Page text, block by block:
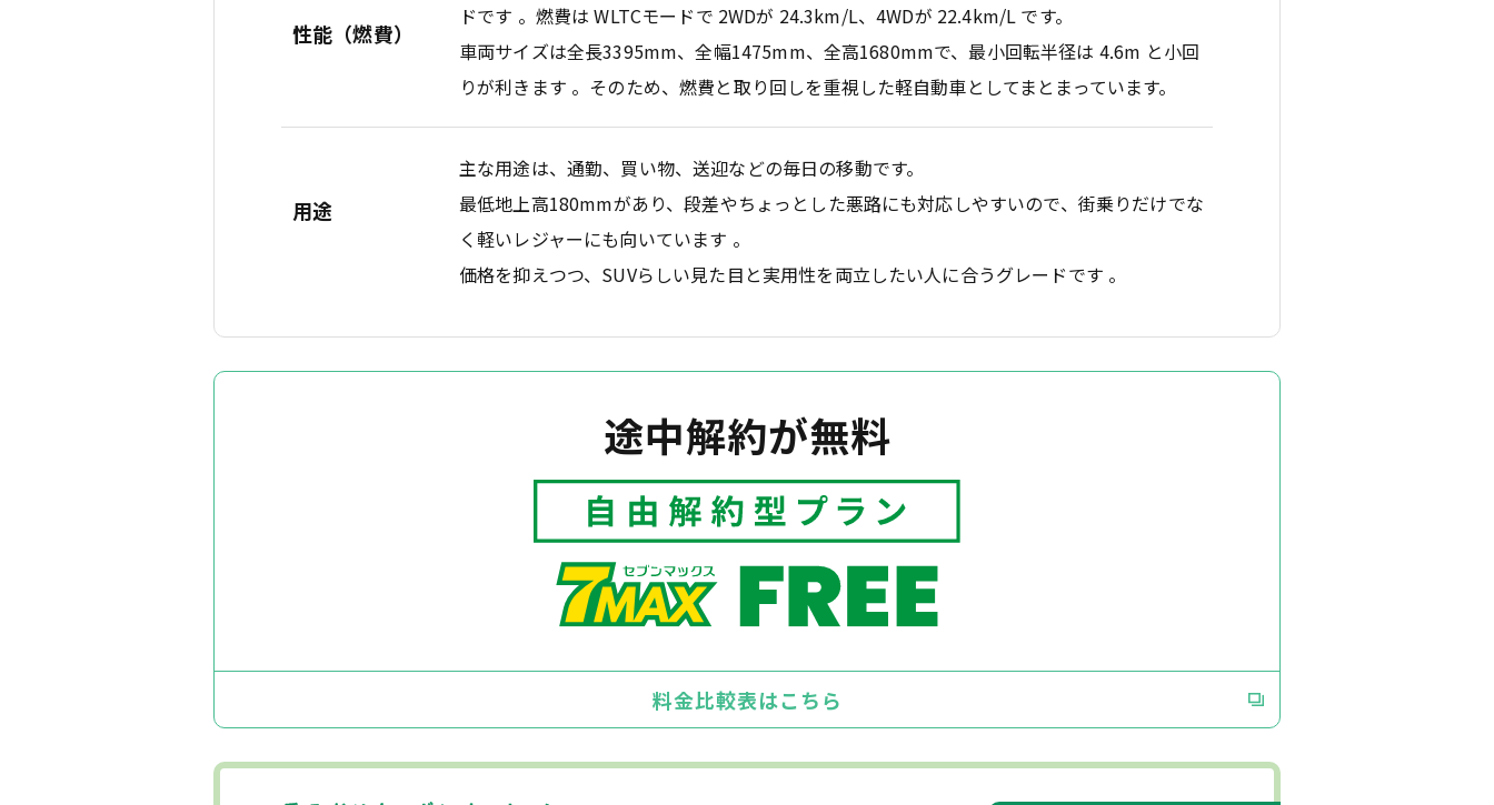
性能（燃費）
ドです 。燃費は WLTCモードで 2WDが 24.3km/L、4WDが 22.4km/L です。
車両サイズは全長3395mm、全幅1475mm、全高1680mmで、最小回転半径は 4.6m と小回
りが利きます 。そのため、燃費と取り回しを重視した軽自動車としてまとまっています。
用途
主な用途は、通勤、買い物、送迎などの毎日の移動です。
最低地上高180mmがあり、段差やちょっとした悪路にも対応しやすいので、街乗りだけでな
く軽いレジャーにも向いています 。
価格を抑えつつ、SUVらしい見た目と実用性を両立したい人に合うグレードです 。
途中解約が無料
料金比較表はこちら